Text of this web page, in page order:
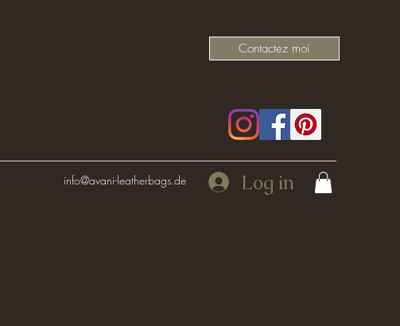
Contactez moi
info@avani-leatherbags.de Log in